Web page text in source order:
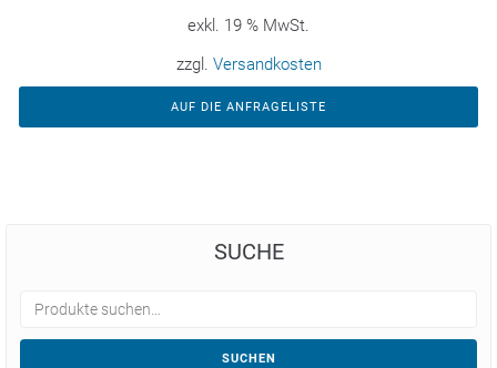
exkl. 19 % MwSt.
zzgl. Versandkosten
AUF DIE ANFRAGELISTE
SUCHE
SUCHEN